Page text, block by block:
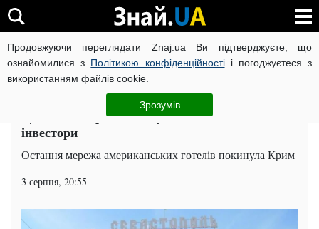
Продовжуючи переглядати Znaj.ua Ви підтверджуєте, що
ознайомилися з Політикою конфіденційностіі погоджуєтеся з
використанням файлів cookie.
Зрозумів
ВІЙНА РОСІЇ ПРОТИ УКРАЇНИ КОРОНАВІРУС В УКРАЇНІ
Суспільство ЧИТАТЬ НА РУССКОМ
Це кінець: Крим покинули останні західні
інвестори
Остання мережа американських готелів покинула Крим
3 серпня, 20:55